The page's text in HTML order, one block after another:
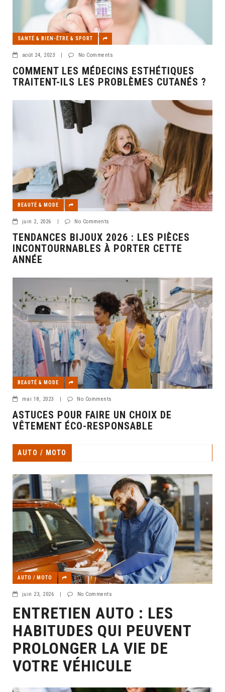
SANTÉ & BIEN-ÊTRE & SPORT
août 24, 2023 | No Comments
COMMENT LES MÉDECINS ESTHÉTIQUES
TRAITENT-ILS LES PROBLÈMES CUTANÉS ?
BEAUTÉ & MODE
juin 2, 2026 | No Comments
TENDANCES BIJOUX 2026 : LES PIÈCES
INCONTOURNABLES À PORTER CETTE
ANNÉE
BEAUTÉ & MODE
mai 18, 2023 No Comments
ASTUCES POUR FAIRE UN CHOIX DE
VÊTEMENT ÉCO-RESPONSABLE
AUTO / MOTO
AUTO / MOTO
juin 23, 2026 | No Comments
ENTRETIEN AUTO : LES
HABITUDES QUI PEUVENT
PROLONGER LA VIE DE
VOTRE VÉHICULE